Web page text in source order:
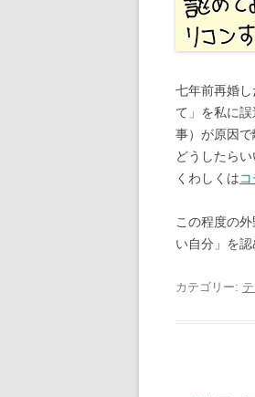
七年前再婚
て」を私に
事）が原因
どうしたら
くわしくは
この程度の
い自分」を
カテゴリー: